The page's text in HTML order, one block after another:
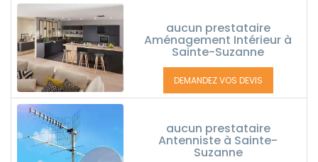
aucun prestataire
Aménagement Intérieur à
Sainte-Suzanne
DEMANDEZ VOS DEVIS
aucun prestataire
Antenniste à Sainte-
Suzanne